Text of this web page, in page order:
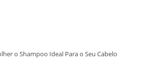
o Shampoo Ideal Para o Seu Cabelo